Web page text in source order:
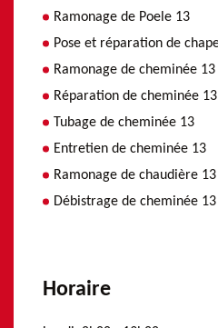
Ramonage de Poele 13
Pose et réparation de
Ramonage de cheminée 13
Réparation de cheminée 13
Tubage de cheminée 13
Entretien de cheminée 13
Ramonage de chaudière 13
Débistrage de cheminée 13
Horaire